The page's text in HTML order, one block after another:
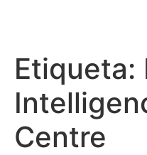
Etiqueta:
Centre